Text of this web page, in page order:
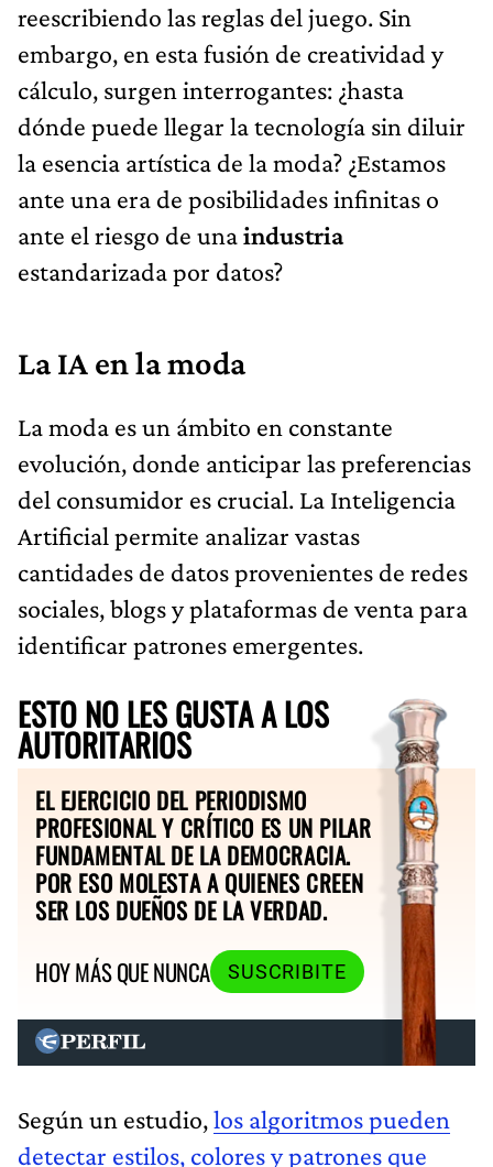
reescribiendo las reglas del juego. Sin
embargo, en esta fusión de creatividad y
cálculo, surgen interrogantes: ¿hasta
dónde puede llegar la tecnología sin diluir
la esencia artística de la moda? ¿Estamos
ante una era de posibilidades infinitas o
ante el riesgo de unaindustria
estandarizada por datos?
La IA en la moda
La moda es un ámbito en constante
evolución, donde anticipar las preferencias
del consumidor es crucial. La Inteligencia
Artificial permite analizar vastas
cantidades de datos provenientes de redes
sociales, blogs y plataformas de venta para
identificar patrones emergentes.
ESTO NO LES GUSTA A LOS
AUTORITARIOS
EL EJERCICIO DEL PERIODISMO
PROFESIONAL Y CRÍTICO ES UN PILAR
FUNDAMENTAL DE LA DEMOCRACIA.
POR ESO MOLESTA A QUIENES CREEN
SER LOS DUEÑOS DE LA VERDAD.
HOY MÁS QUE NUNCA
SUSCRIBITE
Según un estudio,los algoritmos pueden
detectar estilos, colores y patrones que